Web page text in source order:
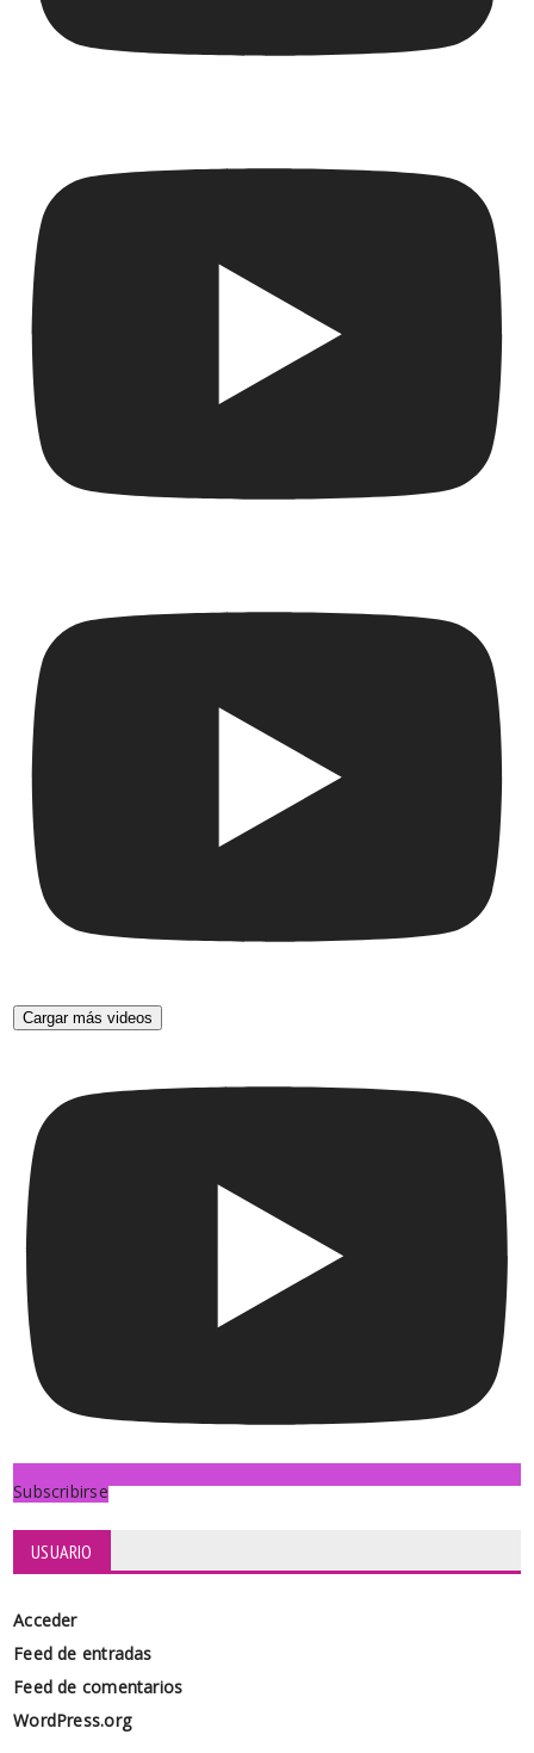
Cargar más videos
Subscribirse
USUARIO
Acceder
Feed de entradas
Feed de comentarios
WordPress.org